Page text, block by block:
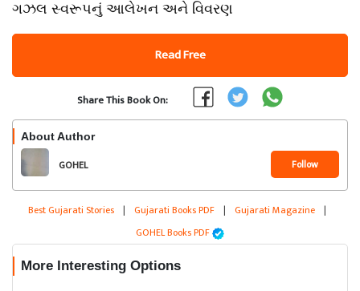
ગઝલ સ્વરૂપનું આલેખન અને વિવરણ
Read Free
Share This Book On:
About Author
GOHEL Follow
Best Gujarati Stories | Gujarati Books PDF | Gujarati Magazine |
GOHEL Books PDF
More Interesting Options